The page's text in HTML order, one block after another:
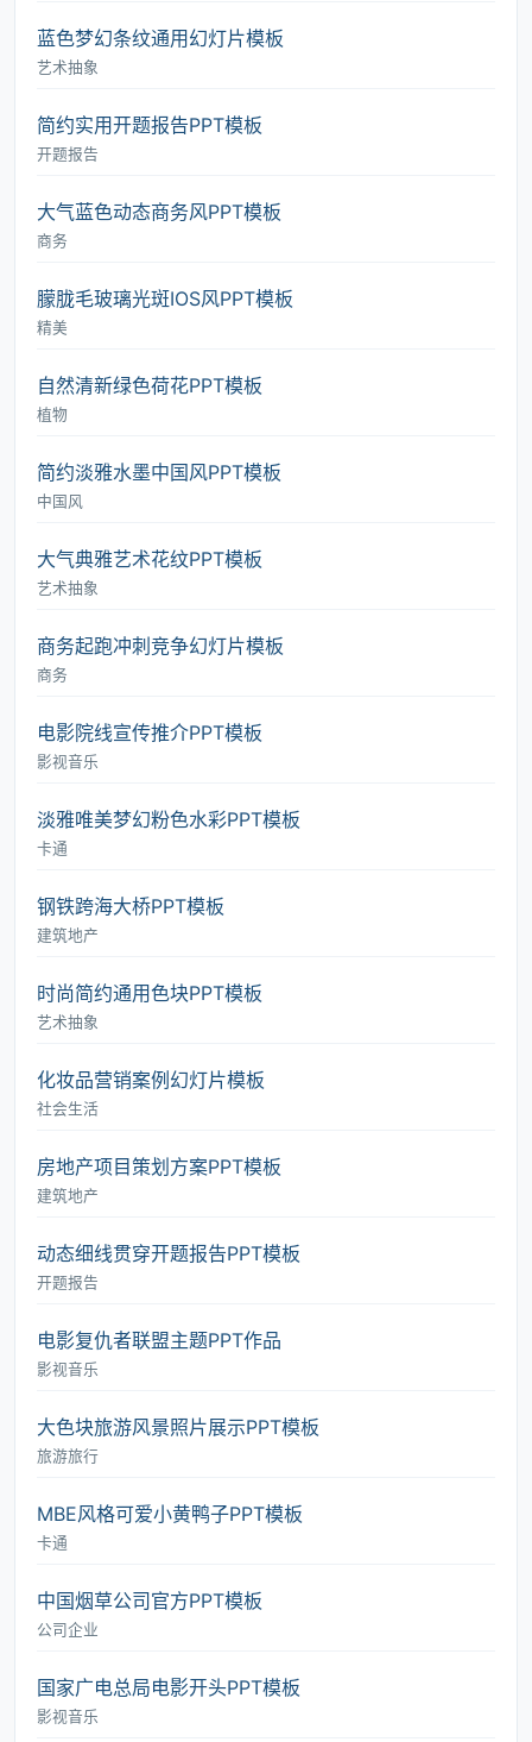
蓝色梦幻条纹通用幻灯片模板
艺术抽象
简约实用开题报告PPT模板
开题报告
大气蓝色动态商务风PPT模板
商务
朦胧毛玻璃光斑IOS风PPT模板
精美
自然清新绿色荷花PPT模板
植物
简约淡雅水墨中国风PPT模板
中国风
大气典雅艺术花纹PPT模板
艺术抽象
商务起跑冲刺竞争幻灯片模板
商务
电影院线宣传推介PPT模板
影视音乐
淡雅唯美梦幻粉色水彩PPT模板
卡通
钢铁跨海大桥PPT模板
建筑地产
时尚简约通用色块PPT模板
艺术抽象
化妆品营销案例幻灯片模板
社会生活
房地产项目策划方案PPT模板
建筑地产
动态细线贯穿开题报告PPT模板
开题报告
电影复仇者联盟主题PPT作品
影视音乐
大色块旅游风景照片展示PPT模板
旅游旅行
MBE风格可爱小黄鸭子PPT模板
卡通
中国烟草公司官方PPT模板
公司企业
国家广电总局电影开头PPT模板
影视音乐